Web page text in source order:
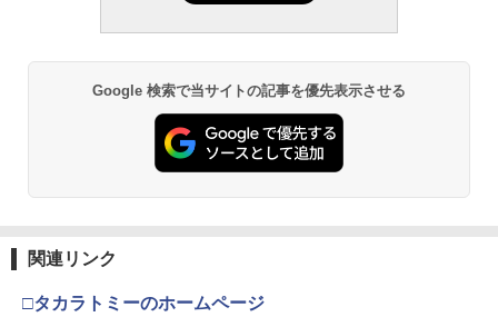
Google 検索で当サイトの記事を優先表示させる
関連リンク
□タカラトミーのホームページ